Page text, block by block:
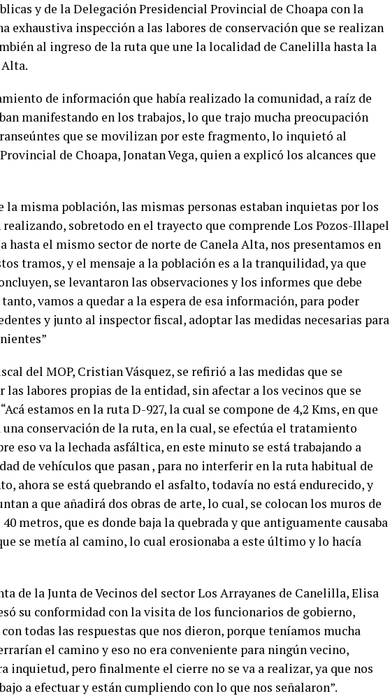
y de la Delegación Presidencial Provincial de Choapa con la
exhaustiva inspección a las labores de conservación que se realizan
al ingreso de la ruta que une la localidad de Canelilla hasta la
de información que había realizado la comunidad, a raíz de
manifestando en los trabajos, lo que trajo mucha preocupación
que se movilizan por este fragmento, lo inquietó al
de Choapa, Jonatan Vega, quien a explicó los alcances que
la misma población, las mismas personas estaban inquietas por los
realizando, sobretodo en el trayecto que comprende Los Pozos-Illapel
hasta el mismo sector de norte de Canela Alta, nos presentamos en
tramos, y el mensaje a la población es a la tranquilidad, ya que
se levantaron las observaciones y los informes que debe
vamos a quedar a la espera de esa información, para poder
y junto al inspector fiscal, adoptar las medidas necesarias para
del MOP, Cristian Vásquez, se refirió a las medidas que se
las labores propias de la entidad, sin afectar a los vecinos que se
estamos en la ruta D-927, la cual se compone de 4,2 Kms, en que
una conservación de la ruta, en la cual, se efectúa el tratamiento
eso va la lechada asfáltica, en este minuto se está trabajando a
de vehículos que pasan , para no interferir en la ruta habitual de
ahora se está quebrando el asfalto, todavía no está endurecido, y
a que añadirá dos obras de arte, lo cual, se colocan los muros de
40 metros, que es donde baja la quebrada y que antiguamente causaba
se metía al camino, lo cual erosionaba a este último y lo hacía
de la Junta de Vecinos del sector Los Arrayanes de Canelilla, Elisa
su conformidad con la visita de los funcionarios de gobierno,
todas las respuestas que nos dieron, porque teníamos mucha
el camino y eso no era conveniente para ningún vecino,
inquietud, pero finalmente el cierre no se va a realizar, ya que nos
a efectuar y están cumpliendo con lo que nos señalaron”.